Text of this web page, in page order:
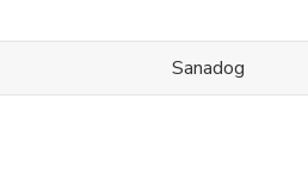
Sanadog